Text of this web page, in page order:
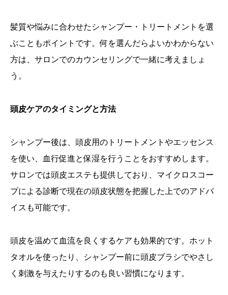
髪質や悩みに合わせたシャンプー・トリートメントを選
ぶこともポイントです。何を選んだらよいかわからない
方は、サロンでのカウンセリングで一緒に考えましょ
う。
頭皮ケアのタイミングと方法
シャンプー後は、頭皮用のトリートメントやエッセンス
を使い、血行促進と保湿を行うことをおすすめします。
サロンでは頭皮エステも提供しており、マイクロスコー
プによる診断で現在の頭皮状態を把握した上でのアドバ
イスも可能です。
頭皮を温めて血流を良くするケアも効果的です。ホット
タオルを使ったり、シャンプー前に頭皮ブラシでやさし
く刺激を与えたりするのも良い習慣になります。